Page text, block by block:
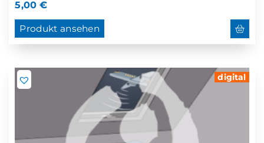
5,00€
Produkt ansehen
digital